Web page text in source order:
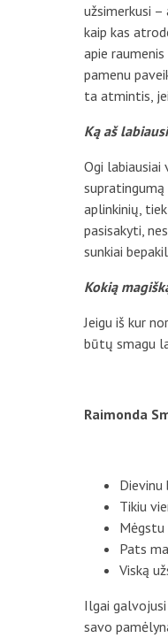
užsimerkusi
kaip kas
apie
pamenu
ta atmintis,
Ką aš
Ogi labiausiai
aplinkinių,
pasisakyti,
sunkiai
Kokią
Jeigu iš kur
būtų smagu
Raimonda
Tikiu
Mėgstu
Pats
Viską
Ilgai
savo